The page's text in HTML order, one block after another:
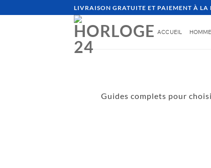
LIVRAISON GRATUITE ET PAIEMENT À LA
ACCUEIL
Guides complets pour